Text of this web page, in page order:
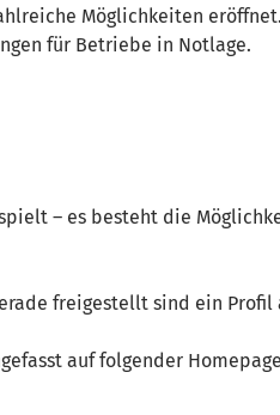
Möglichkeiten
für Betriebe in Notlage.
– es besteht die
freigestellt sind ein Profil
auf folgender